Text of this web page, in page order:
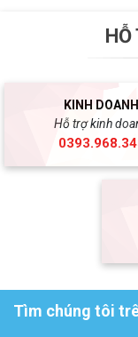
HỖ
KINH DOANH
Hỗ trợ kinh
Tìm chúng tôi